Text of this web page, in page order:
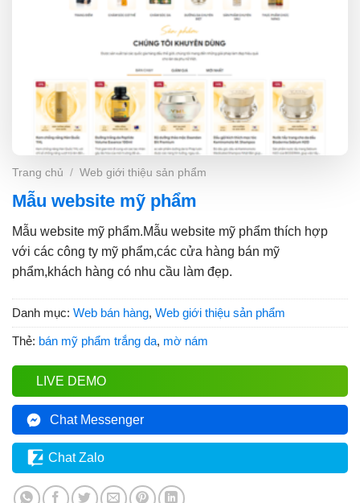
Trang chủ / Web giới thiệu sản phẩm
Mẫu website mỹ phẩm
Mẫu website mỹ phẩm.Mẫu website mỹ phẩm thích hợp
với các công ty mỹ phẩm,các cửa hàng bán mỹ
phẩm,khách hàng có nhu cầu làm đẹp.
Danh mục: Web bán hàng, Web giới thiệu sản phẩm
Thẻ: bán mỹ phẩm trắng da, mờ nám
LIVE DEMO
Chat Messenger
Chat Zalo